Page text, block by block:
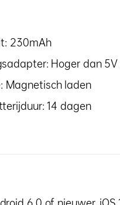
230mAh
Hoger dan 5V
Magnetisch laden
14 dagen
6.0 of nieuwer, iOS